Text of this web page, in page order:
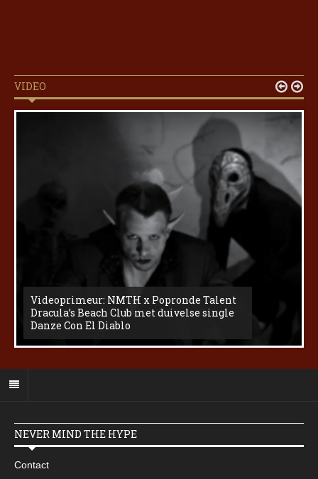
VIDEO
Videoprimeur: NMTH x Popronde Talent
Dracula’s Beach Club met duivelse single
Danze Con El Diablo
 
NEVER MIND THE HYPE
Contact